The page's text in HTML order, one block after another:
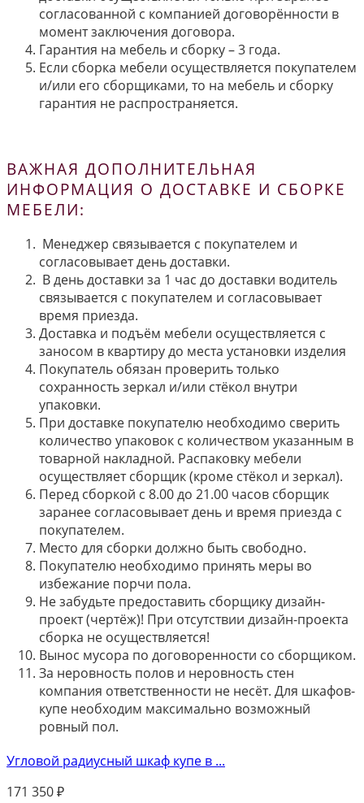
согласованной с компанией договорённости в
момент заключения договора.
Гарантия на мебель и сборку – 3 года.
Если сборка мебели осуществляется покупателем
и/или его сборщиками, то на мебель и сборку
гарантия не распространяется.
ВАЖНАЯ ДОПОЛНИТЕЛЬНАЯ
ИНФОРМАЦИЯ О ДОСТАВКЕ И СБОРКЕ
МЕБЕЛИ:
Менеджер связывается с покупателем и
согласовывает день доставки.
В день доставки за 1 час до доставки водитель
связывается с покупателем и согласовывает
время приезда.
Доставка и подъём мебели осуществляется с
заносом в квартиру до места установки изделия
Покупатель обязан проверить только
сохранность зеркал и/или стёкол внутри
упаковки.
При доставке покупателю необходимо сверить
количество упаковок с количеством указанным в
товарной накладной. Распаковку мебели
осуществляет сборщик (кроме стёкол и зеркал).
Перед сборкой с 8.00 до 21.00 часов сборщик
заранее согласовывает день и время приезда с
покупателем.
Место для сборки должно быть свободно.
Покупателю необходимо принять меры во
избежание порчи пола.
Не забудьте предоставить сборщику дизайн-
проект (чертёж)! При отсутствии дизайн-проекта
сборка не осуществляется!
Вынос мусора по договоренности со сборщиком.
За неровность полов и неровность стен
компания ответственности не несёт. Для шкафов-
купе необходим максимально возможный
ровный пол.
Угловой радиусный шкаф купе в ...
171 350₽